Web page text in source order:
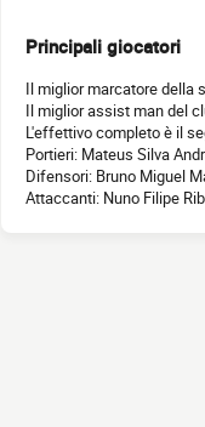
Principali giocatori
Il miglior marcatore della
Il miglior assist man del
L'effettivo completo è il
Portieri: Mateus Silva
Difensori: Bruno Miguel
Attaccanti: Nuno Filipe